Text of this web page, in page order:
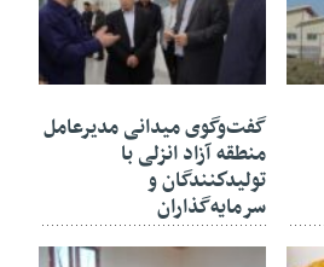
گفت‌وگوی میدانی مدیرعامل
منطقه آزاد انزلی با
تولیدكنندگان و
سرمایه‌گذاران